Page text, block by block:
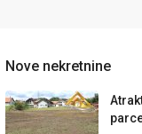
Nove nekretnine